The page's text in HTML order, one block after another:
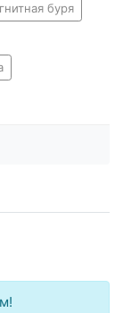
буря